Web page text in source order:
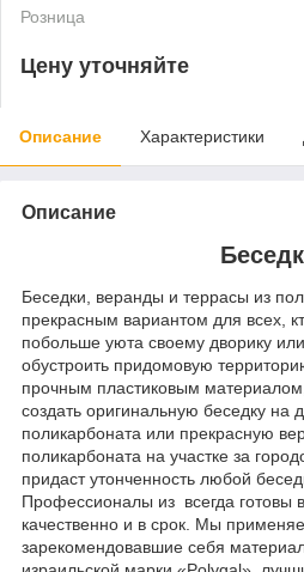
Розница
Цену уточняйте
Описание Характеристики
Описание
Беседки, веранды и террасы из
прекрасным вариантом для всех,
побольше уюта своему дворику
обустроить придомовую
прочным пластиковым
создать оригинальную беседку на
поликарбоната или прекрасную
поликарбоната на участке за
придаст утонченность любой
Профессионалы из всегда готовы
качественно и в срок. Мы
зарекомендовавшие себя